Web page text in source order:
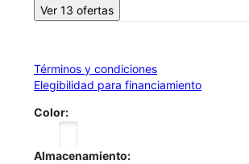
Ver 13 ofertas
Términos y condiciones
Elegibilidad para financiamiento
Color:
Almacenamiento: